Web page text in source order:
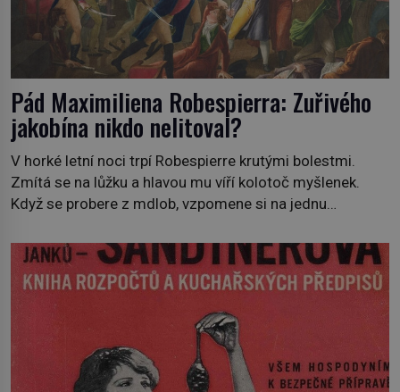
Pád Maximiliena Robespierra: Zuřivého
jakobína nikdo nelitoval?
V horké letní noci trpí Robespierre krutými bolestmi.
Zmítá se na lůžku a hlavou mu víří kolotoč myšlenek.
Když se probere z mdlob, vzpomene si na jednu
Prorokovala mu tragický osud. Tehdy se jí vysmál.
„Robespierre to dotáhne hodně daleko,“ prohlásil o něm
jiný významný francouzský revolucionář, Honoré de